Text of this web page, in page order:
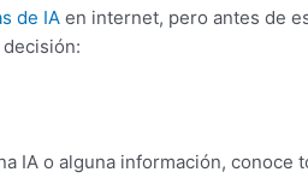
de IA en internet, pero antes de
IA o alguna información, conoce